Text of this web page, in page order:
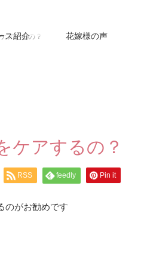
ス紹介 花嫁様の声
アするの？
ケアするの？
RSS feedly Pin it
のがお勧めです